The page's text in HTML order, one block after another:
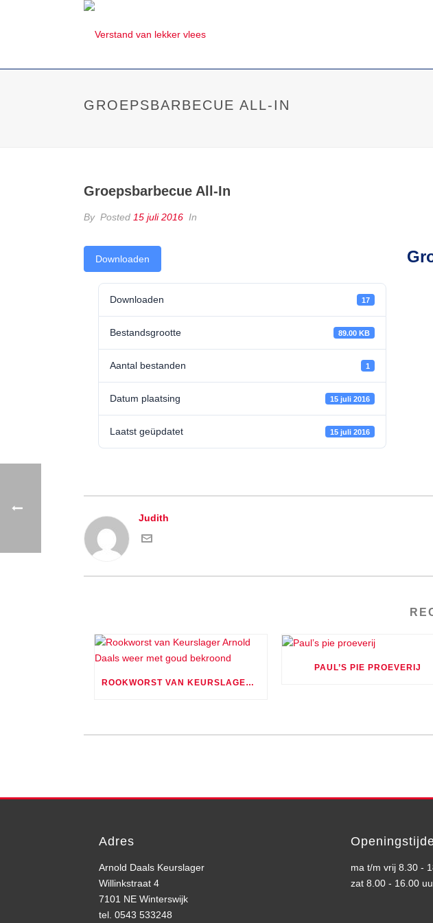
GROEPSBARBECUE ALL-IN
Groepsbarbecue All-In
By Posted 15 juli 2016 In
Downloaden
Downloaden 17
Bestandsgrootte 89.00 KB
Aantal bestanden 1
Datum plaatsing 15 juli 2016
Laatst geüpdatet 15 juli 2016
Judith
ROOKWORST VAN KEURSLAGER ARNOLD DAALS WEER MET GOUD BEKROOND
PAUL’S PIE PROEVERIJ
Adres
Arnold Daals Keurslager
Willinkstraat 4
7101 NE Winterswijk
tel. 0543 533248
ma t/m vrij 8.30 -
zat 8.00 - 16.00